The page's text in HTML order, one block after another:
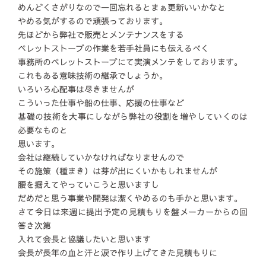
めんどくさがりなので一回忘れるとまぁ更新いいかなと
やめる気がするので頑張っております。
先ほどから弊社で販売とメンテナンスをする
ペレットストーブの作業を若手社員にも伝えるべく
事務所のペレットストーブにて実演メンテをしております。
これもある意味技術の継承でしょうか。
いろいろ心配事は尽きませんが
こういった仕事や船の仕事、応援の仕事など
基礎の技術を大事にしながら弊社の役割を増やしていくのは
必要なものと
思います。
会社は継続していかなければなりませんので
その施策（種まき）は芽が出にくいかもしれませんが
腰を据えてやっていこうと思いますし
だめだと思う事業や開発は潔くやめるのも手かと思います。
さて今日は来週に提出予定の見積もりを盤メーカーからの回
答き次第
入れて会長と協議したいと思います
会長が長年の血と汗と涙で作り上げてきた見積もりに